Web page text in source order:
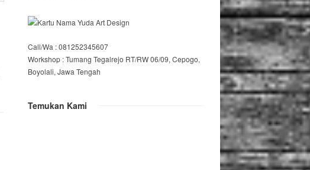
Call/Wa : 081252345607
Workshop : Tumang Tegalrejo RT/RW 06/09, Cepogo,
Boyolali, Jawa Tengah
Temukan Kami